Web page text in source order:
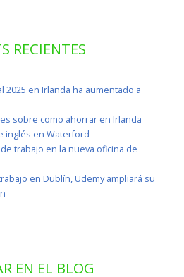
RECIENTES
2025 en Irlanda ha aumentado a
sobre como ahorrar en Irlanda
inglés en Waterford
trabajo en la nueva oficina de
en Dublín, Udemy ampliará su
EN EL BLOG